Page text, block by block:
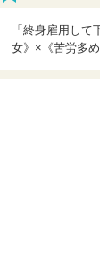
「終身雇用し
女》×《苦労多